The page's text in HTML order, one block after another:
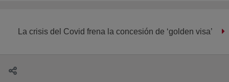
La crisis del Covid frena la concesión de ‘golden visa’